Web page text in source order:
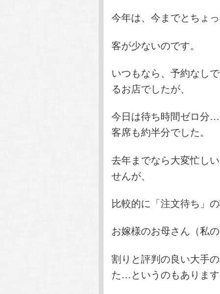
今年は、今までとちょ
客が少ないのです。
いつもなら、予約なし
るお店でしたが、
今日は待ち時間ゼロ分
客席も約半分でした。
去年までなら大変忙し
せんが、
比較的に「注文待ち」
お嫁様のお母さん（私
割りと評判の良い大手
た…というのもありま